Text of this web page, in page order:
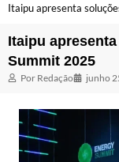
Itaipu apresenta
Itaipu
Summit 2025
Por Redação junho